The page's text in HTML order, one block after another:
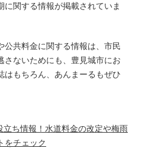
関する情報が掲載されていま
公共料金に関する情報は、市民
さないためにも、豊見城市にお
はもちろん、あんまーるもぜひ
立ち情報！水道料金の改定や梅雨
をチェック